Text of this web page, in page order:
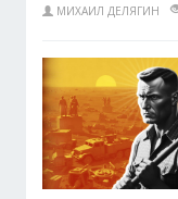
МИХАИЛ ДЕЛЯГИН